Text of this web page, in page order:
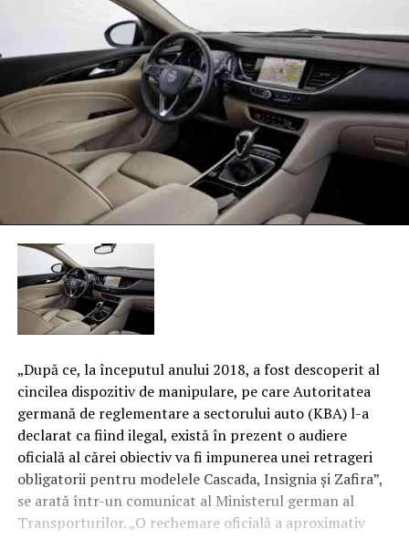
„După ce, la începutul anului 2018, a fost descoperit al
cincilea dispozitiv de manipulare, pe care Autoritatea
germană de reglementare a sectorului auto (KBA) l-a
declarat ca fiind ilegal, există în prezent o audiere
oficială al cărei obiectiv va fi impunerea unei retrageri
obligatorii pentru modelele Cascada, Insignia şi Zafira”,
se arată într-un comunicat al Ministerul german al
Transporturilor. „O rechemare oficială a aproximativ